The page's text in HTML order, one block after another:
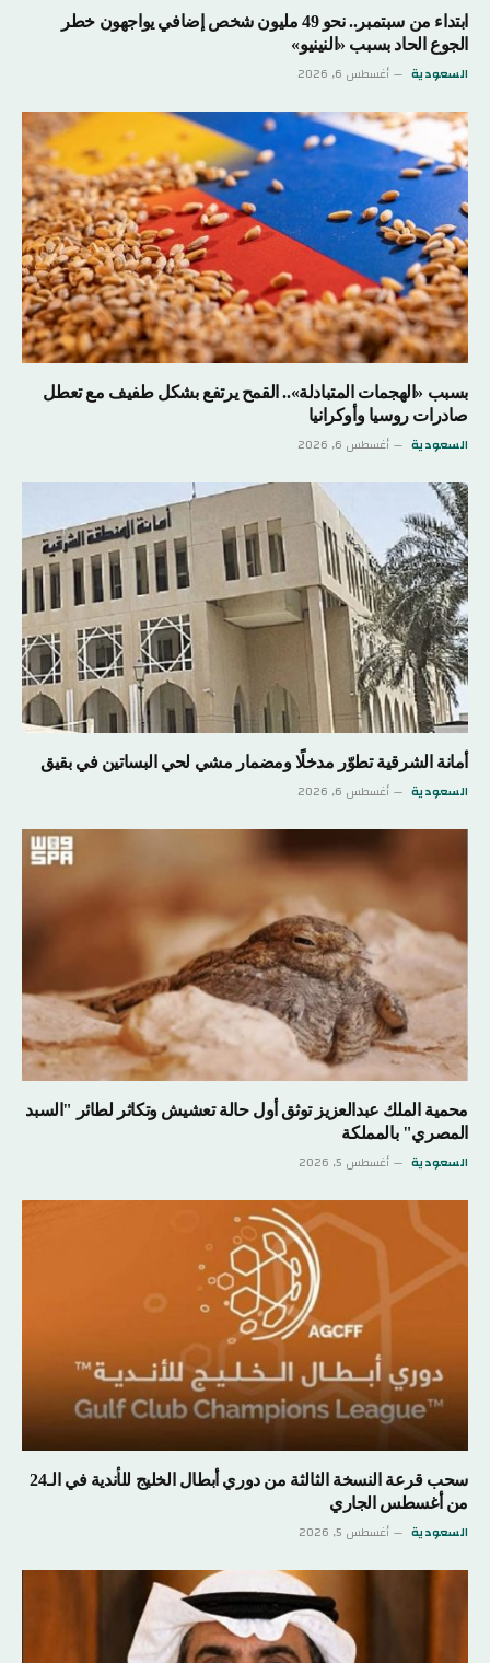
ابتداء من سبتمبر.. نحو 49 مليون شخص إضافي يواجهون خطر
الجوع الحاد بسبب «النينيو»
السعودية أغسطس 6, 2026
بسبب «الهجمات المتبادلة».. القمح يرتفع بشكل طفيف مع تعطل
صادرات روسيا وأوكرانيا
السعودية أغسطس 6, 2026
أمانة الشرقية تطوّر مدخلًا ومضمار مشي لحي البساتين في بقيق
السعودية أغسطس 6, 2026
محمية الملك عبدالعزيز توثق أول حالة تعشيش وتكاثر لطائر "السبد
المصري" بالمملكة
السعودية أغسطس 5, 2026
سحب قرعة النسخة الثالثة من دوري أبطال الخليج للأندية في الـ24
من أغسطس الجاري
السعودية أغسطس 5, 2026